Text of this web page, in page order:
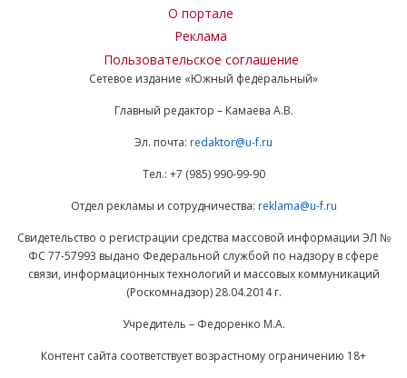
О портале
Реклама
Пользовательское соглашение
Сетевое издание «Южный федеральный»
Главный редактор – Камаева А.В.
Эл. почта: redaktor@u-f.ru
Тел.: +7 (985) 990-99-90
Отдел рекламы и сотрудничества: reklama@u-f.ru
Свидетельство о регистрации средства массовой информации ЭЛ №
ФС 77-57993 выдано Федеральной службой по надзору в сфере
связи, информационных технологий и массовых коммуникаций
(Роскомнадзор) 28.04.2014 г.
Учредитель – Федоренко М.А.
Контент сайта соответствует возрастному ограничению 18+